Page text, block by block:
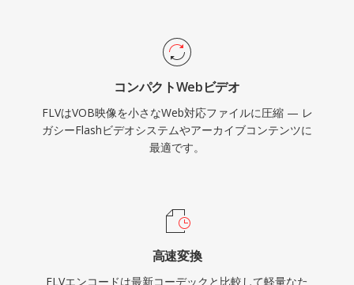
ラクティブ機能を実現しました。FLVはオンライ
ンビデオを不安定なニッチ体験から主流のメディ
アへと変革し、インターネット上のエンターテイ
ンメント、教育、コミュニケーションの在り方を
根本的に変えました。HTML5ビデオと最新のコ
ーデックがFlashベースの配信に取って代わりま
コンパクトWebビデオ
FLVはVOB映像を小さなWeb対応ファイルに圧縮 — レ
ガシーFlashビデオシステムやアーカイブコンテンツに
最適です。
高速変換
FLVエンコードは最新コーデックと比較して軽量なた